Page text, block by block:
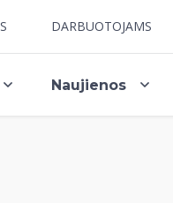
DARBUOTOJAMS
Naujienos